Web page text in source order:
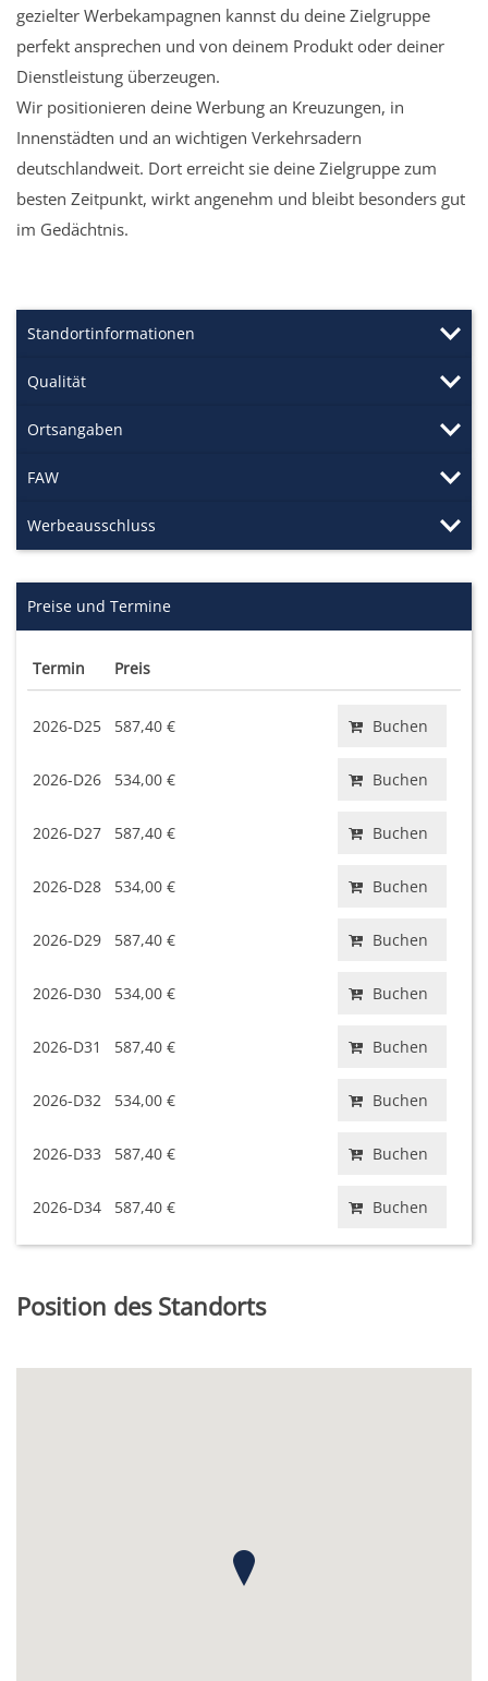
gezielter Werbekampagnen kannst du deine Zielgruppe
perfekt ansprechen und von deinem Produkt oder deiner
Dienstleistung überzeugen.
Wir positionieren deine Werbung an Kreuzungen, in
Innenstädten und an wichtigen Verkehrsadern
deutschlandweit. Dort erreicht sie deine Zielgruppe zum
besten Zeitpunkt, wirkt angenehm und bleibt besonders gut
im Gedächtnis.
Standortinformationen
Qualität
Ortsangaben
FAW
Werbeausschluss
Preise und Termine
Termin Preis
2026-D25 587,40 € Buchen
2026-D26 534,00 € Buchen
2026-D27 587,40 € Buchen
2026-D28 534,00 € Buchen
2026-D29 587,40 € Buchen
2026-D30 534,00 € Buchen
2026-D31 587,40 € Buchen
2026-D32 534,00 € Buchen
2026-D33 587,40 € Buchen
2026-D34 587,40 € Buchen
Position des Standorts